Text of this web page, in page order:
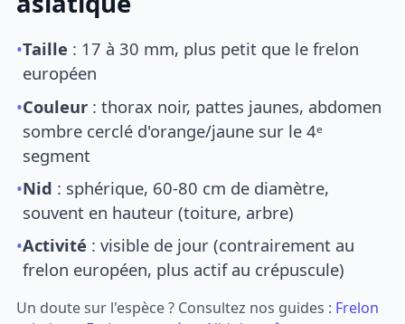
•Taille : 17 à 30 mm, plus petit que le frelon
européen
•Couleur : thorax noir, pattes jaunes, abdomen
sombre cerclé d'orange/jaune sur le 4ᵉ
segment
•Nid : sphérique, 60-80 cm de diamètre,
souvent en hauteur (toiture, arbre)
•Activité : visible de jour (contrairement au
frelon européen, plus actif au crépuscule)
Un doute sur l'espèce ? Consultez nos guides : Frelon